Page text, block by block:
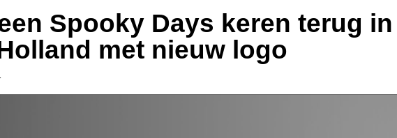
Spooky Days keren terug in
met nieuw logo